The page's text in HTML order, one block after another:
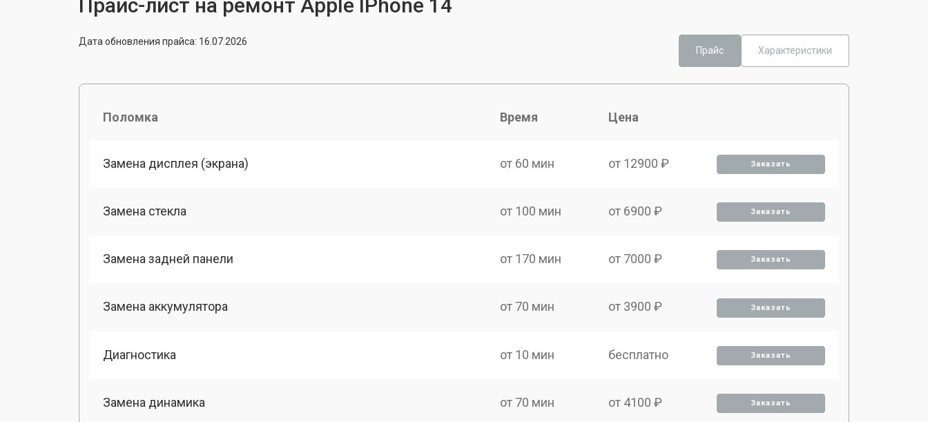
Прайс-лист на ремонт Apple IPhone 14
Дата обновления прайса: 16.07.2026
Прайс
Характеристики
Поломка Время Цена
Замена дисплея (экрана) от 60 мин от 12900 ₽ Заказать
Замена стекла от 100 мин от 6900 ₽ Заказать
Замена задней панели от 170 мин от 7000 ₽ Заказать
Замена аккумулятора от 70 мин от 3900 ₽ Заказать
Диагностика от 10 мин бесплатно Заказать
Замена динамика от 70 мин от 4100 ₽ Заказать